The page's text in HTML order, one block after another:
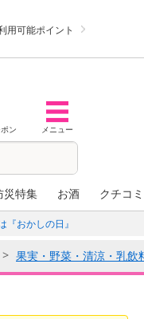
用可能ポイント
ン メニュー
災特集 お酒 クチコ
おかしの日』
果実・野菜・清涼・乳飲